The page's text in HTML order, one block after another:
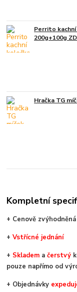
Perrito
200g+100g
Hračka TG
Kompletní
+ Cenově
+Vstřícné jednání
+ Skladem ačerstvý
pouze napřímo od
+ Objednávky